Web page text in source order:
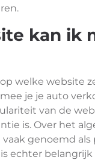
kan ik
welke website
je je auto
van de
is. Over het
genoemd
echter